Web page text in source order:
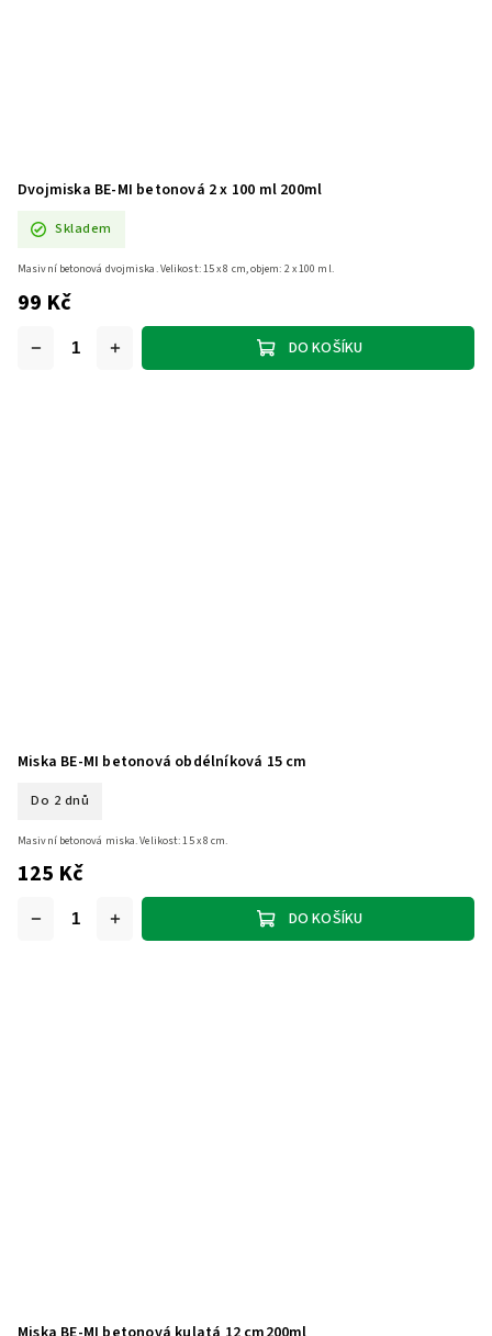
Dvojmiska BE-MI betonová 2 x 100 ml 200ml
Skladem
99 Kč
DO KOŠÍKU
Masivní betonová dvojmiska. Velikost: 15 x 8 cm, objem: 2 x 100 ml.
Miska BE-MI betonová obdélníková 15 cm
Do 2 dnů
125 Kč
DO KOŠÍKU
Masivní betonová miska. Velikost: 15 x 8 cm.